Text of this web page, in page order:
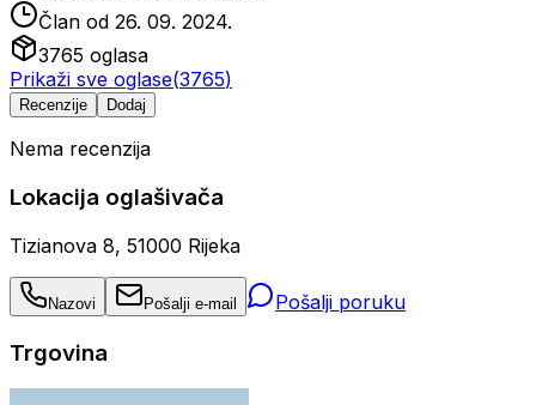
Član od 26. 09. 2024.
3765 oglasa
Prikaži sve oglase(3765)
Recenzije Dodaj
Nema recenzija
Lokacija oglašivača
Tizianova 8, 51000 Rijeka
Nazovi Pošalji e-mail Pošalji poruku
Trgovina